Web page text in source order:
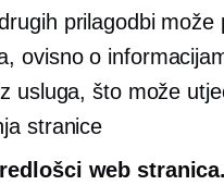
prilagodbi može
ovisno o
usluga, što može
stranice
web stranica.